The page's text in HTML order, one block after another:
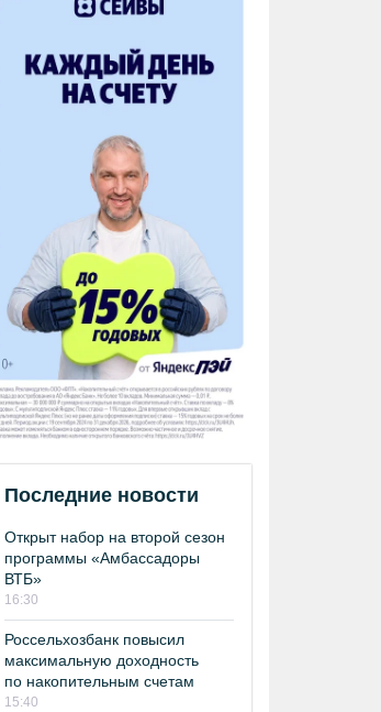
Последние новости
Открыт набор на второй сезон
программы «Амбассадоры
ВТБ»
16:30
Россельхозбанк повысил
максимальную доходность
по накопительным счетам
15:40